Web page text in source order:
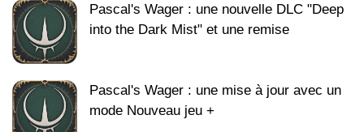
Pascal's Wager : une nouvelle DLC "Deep
into the Dark Mist" et une remise
Pascal's Wager : une mise à jour avec un
mode Nouveau jeu +